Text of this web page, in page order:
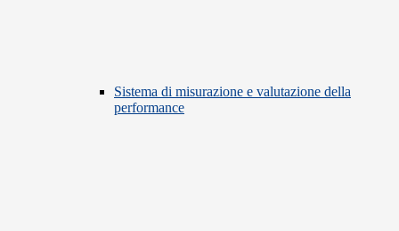
Sistema di misurazione e valutazione della
performance